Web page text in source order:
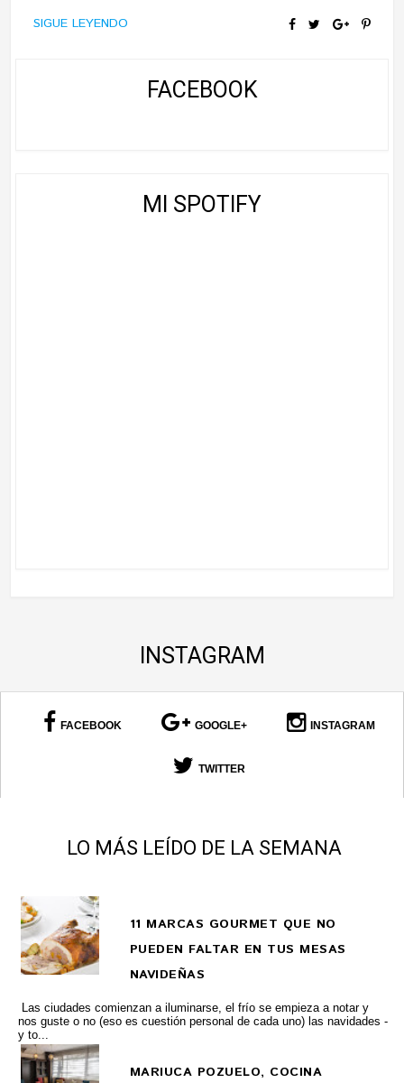
SIGUE LEYENDO
FACEBOOK
MI SPOTIFY
INSTAGRAM
FACEBOOK GOOGLE+ INSTAGRAM
TWITTER
LO MÁS LEÍDO DE LA SEMANA
11 MARCAS GOURMET QUE NO
PUEDEN FALTAR EN TUS MESAS
NAVIDEÑAS
Las ciudades comienzan a iluminarse, el frío se empieza a notar y
nos guste o no (eso es cuestión personal de cada uno) las navidades -
y to...
MARIUCA POZUELO, COCINA